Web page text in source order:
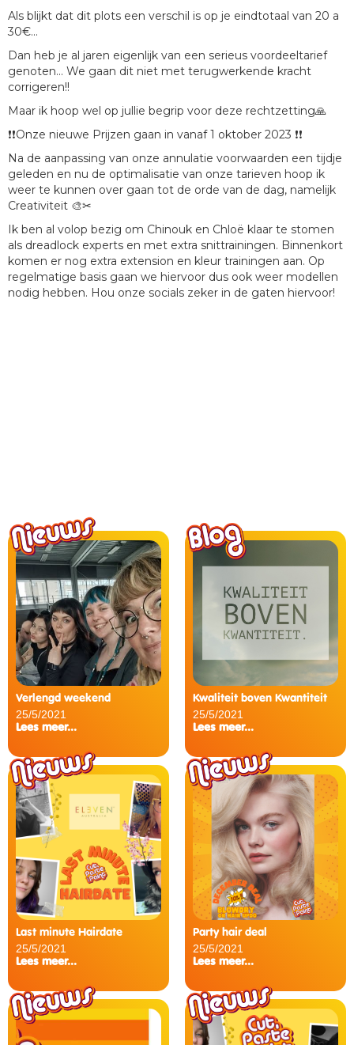
Als blijkt dat dit plots een verschil is op je eindtotaal van 20 a
30€...
Dan heb je al jaren eigenlijk van een serieus voordeeltarief
genoten... We gaan dit niet met terugwerkende kracht
corrigeren!!
Maar ik hoop wel op jullie begrip voor deze rechtzetting🙏
❗❗Onze nieuwe Prijzen gaan in vanaf 1 oktober 2023 ❗❗
Na de aanpassing van onze annulatie voorwaarden een tijdje
geleden en nu de optimalisatie van onze tarieven hoop ik
weer te kunnen over gaan tot de orde van de dag, namelijk
Creativiteit 🎨✂
Ik ben al volop bezig om Chinouk en Chloë klaar te stomen
als dreadlock experts en met extra snittrainingen. Binnenkort
komen er nog extra extension en kleur trainingen aan. Op
regelmatige basis gaan we hiervoor dus ook weer modellen
nodig hebben. Hou onze socials zeker in de gaten hiervoor!
Verlengd weekend
25/5/2021
Lees meer...
Kwaliteit boven Kwantiteit
25/5/2021
Lees meer...
Last minute Hairdate
25/5/2021
Lees meer...
Party hair deal
25/5/2021
Lees meer...